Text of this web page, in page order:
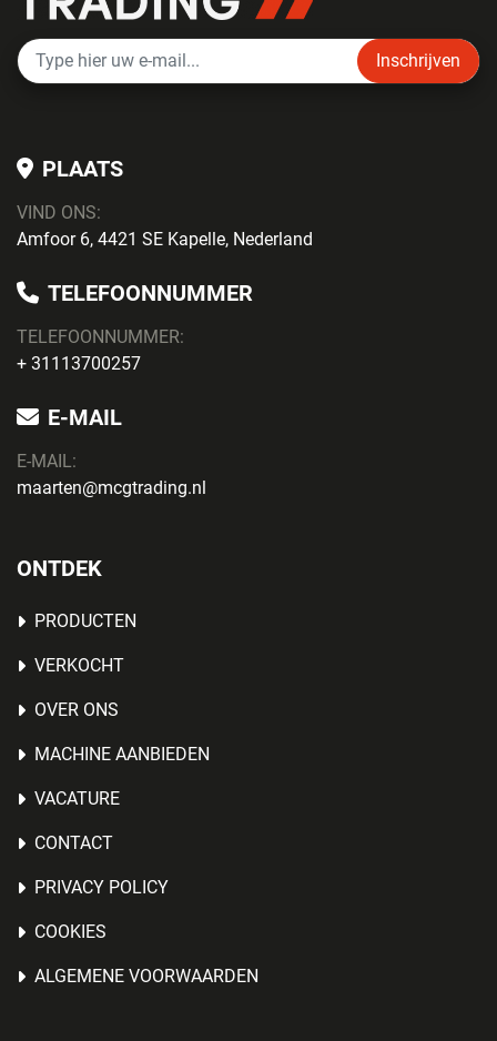
Inschrijven
PLAATS
VIND ONS:
Amfoor 6, 4421 SE Kapelle, Nederland
TELEFOONNUMMER
TELEFOONNUMMER:
+ 31113700257
E-MAIL
E-MAIL:
maarten@mcgtrading.nl
ONTDEK
PRODUCTEN
VERKOCHT
OVER ONS
MACHINE AANBIEDEN
VACATURE
CONTACT
PRIVACY POLICY
COOKIES
ALGEMENE VOORWAARDEN